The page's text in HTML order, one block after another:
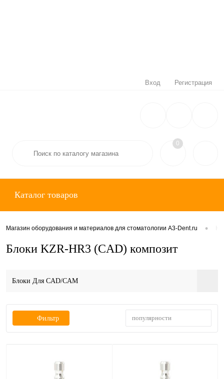
Вход Регистрация
0
Каталог товаров
Магазин оборудования и материалов для стоматологии A3-Dent.ru •
Блоки KZR-HR3 (CAD) композит
Блоки Для CAD/CAM
Фильтр популярности